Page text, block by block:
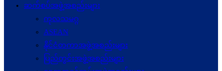
ဆက်စပ်အဖွဲ့အစည်းများ
ကုလသမဂ္ဂ
ASEAN
နိုင်ငံတကာအဖွဲ့အစည်းများ
ပြည်တွင်းအဖွဲ့အစည်းများ